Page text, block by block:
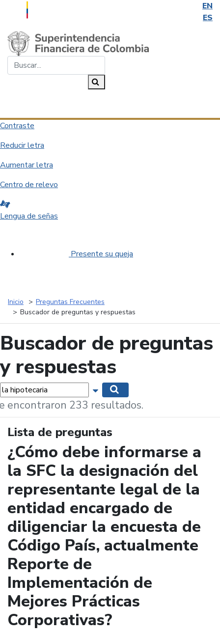
EN
ES
Saltar al contenido principal
Contraste
Reducir letra
Aumentar letra
Centro de relevo
Lengua de señas
Presente su queja
Inicio
Preguntas Frecuentes
Buscador de preguntas y respuestas
Buscador de preguntas
y respuestas
Mostrar opciones de búsqueda
encontraron 233 resultados.
Lista de preguntas
¿Cómo debe informarse a
la SFC la designación del
representante legal de la
entidad encargado de
diligenciar la encuesta de
Código País, actualmente
Reporte de
Implementación de
Mejores Prácticas
Corporativas?